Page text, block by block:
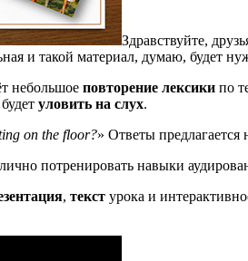
Здравствуйте,
и такой материал, думаю, будет
небольшое повторение лексики по
уловить на слух.
on the floor?» Ответы
потренировать навыки
, текст урока и